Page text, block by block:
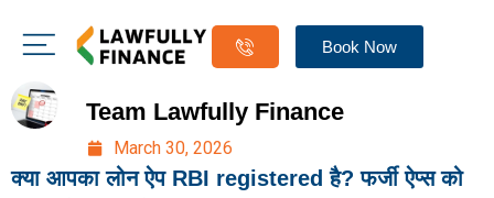
Book Now
Team Lawfully Finance
March 30, 2026
क्या आपका लोन ऐप RBI registered है? फर्जी ऐप्स को